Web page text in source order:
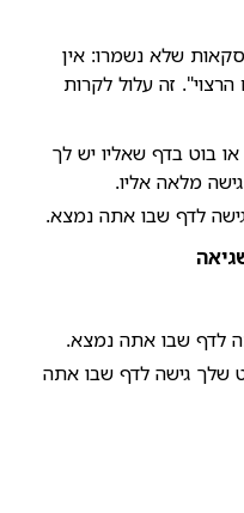
שלא נשמרו: אין
זה עלול לקרות
בוט בדף שאליו יש לך
מלאה אליו.
לדף שבו אתה נמצא.
לדף שבו אתה נמצא.
שלך גישה לדף שבו אתה